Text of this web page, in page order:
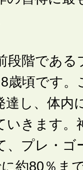
段階である
歳頃です。
達し、体内
いきます。
、プレ・ゴ
約80％ま